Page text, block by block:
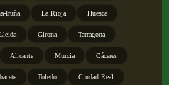
Iruña La Rioja Huesca
Girona Tarragona
Alicante Murcia Cáceres
Toledo Ciudad Real